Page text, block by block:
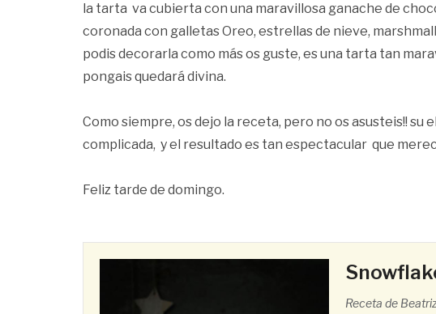
la tarta va cubierta con una maravillosa ganache de
coronada con galletas Oreo, estrellas de nieve,
podis decorarla como más os guste, es una tarta tan
pongais quedará divina.
Como siempre, os dejo la receta, pero no os asusteis!! su
complicada, y el resultado es tan espectacular que
Feliz tarde de domingo.
Receta de